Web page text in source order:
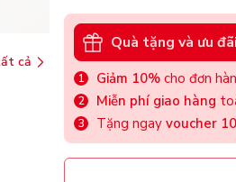
cả
Quà tặng và ưu đãi
Giảm 10% cho đơn
Miễn phí giao hàng
Tặng ngay voucher